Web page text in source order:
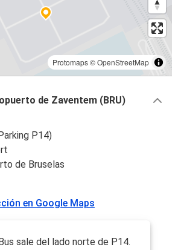
Protomaps©OpenStreetMap
de Zaventem (BRU)
P14)
de Bruselas
en Google Maps
sale del lado norte de P14.